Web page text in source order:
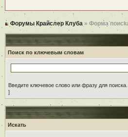
Форумы Крайслер Клуба » Форма
Поиск по ключевым словам
Введите ключевое слово или фразу для поиска.
]
Искать